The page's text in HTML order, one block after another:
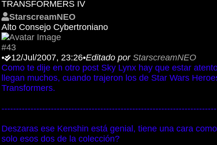
TRANSFORMERS IV
StarscreamNEO
Alto Consejo Cybertroniano
#43
•
12/Jul/2007, 23:26•Editado por StarscreamNEO
Como te dije en otro post Sky Lynx hay que estar
llegan muchos, cuando trajeron los de Star Wars
Transformers.
Deszaras ese Kenshin está genial, tiene una cara
solo esos dos de la colección?